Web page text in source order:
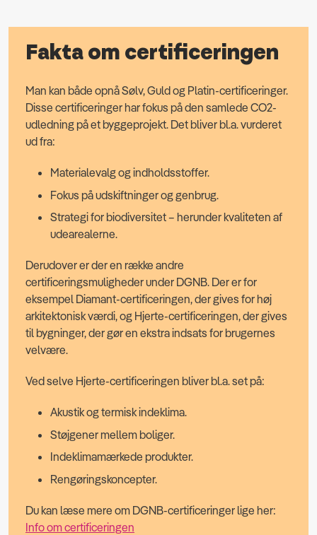
Fakta om certificeringen
Man kan både opnå Sølv, Guld og Platin-certificeringer.
Disse certificeringer har fokus på den samlede CO2-
udledning på et byggeprojekt. Det bliver bl.a. vurderet
ud fra:
Materialevalg og indholdsstoffer.
Fokus på udskiftninger og genbrug.
Strategi for biodiversitet – herunder kvaliteten af
udearealerne.
Derudover er der en række andre
certificeringsmuligheder under DGNB. Der er for
eksempel Diamant-certificeringen, der gives for høj
arkitektonisk værdi, og Hjerte-certificeringen, der gives
til bygninger, der gør en ekstra indsats for brugernes
velvære.
Ved selve Hjerte-certificeringen bliver bl.a. set på:
Akustik og termisk indeklima.
Støjgener mellem boliger.
Indeklimamærkede produkter.
Rengøringskoncepter.
Du kan læse mere om DGNB-certificeringer lige her:
Info om certificeringen